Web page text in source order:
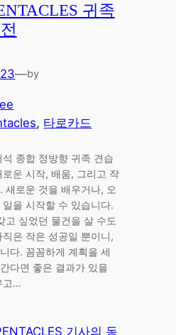
귀족
—by
, 타로카드
종합 정방향 귀족 견습
운 시작, 배움, 그리고 작
새로운 것을 배우거나, 오
을 시작할 수 있습니다.
고 싶었던 물건을 살 수도
은 작은 성공일 뿐이니,
다. 꼼꼼하게 계획을 세
다면 좋은 결과가 있을
고…